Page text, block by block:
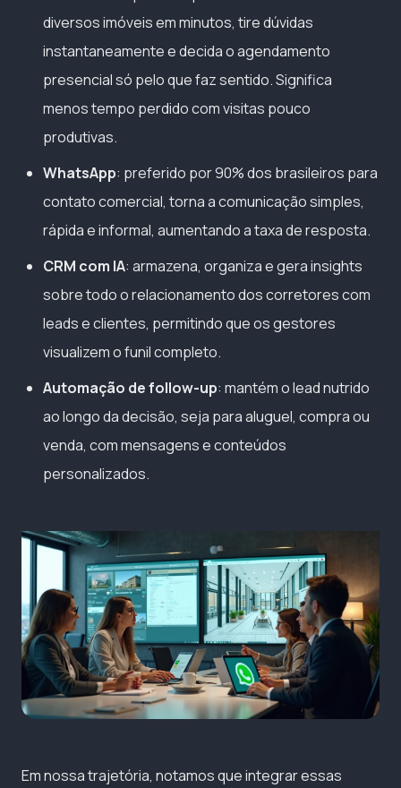
diversos imóveis em minutos, tire dúvidas
instantaneamente e decida o agendamento
presencial só pelo que faz sentido. Significa
menos tempo perdido com visitas pouco
produtivas.
WhatsApp: preferido por 90% dos brasileiros para
contato comercial, torna a comunicação simples,
rápida e informal, aumentando a taxa de resposta.
CRM com IA: armazena, organiza e gera insights
sobre todo o relacionamento dos corretores com
leads e clientes, permitindo que os gestores
visualizem o funil completo.
Automação de follow-up: mantém o lead nutrido
ao longo da decisão, seja para aluguel, compra ou
venda, com mensagens e conteúdos
personalizados.
Em nossa trajetória, notamos que integrar essas